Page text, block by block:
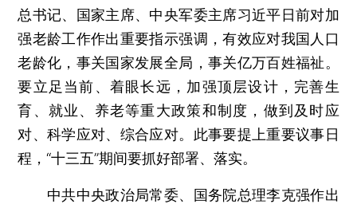
总书记、国家主席、中央军委主席习近平日前对加
强老龄工作作出重要指示强调，有效应对我国人口
老龄化，事关国家发展全局，事关亿万百姓福祉。
要立足当前、着眼长远，加强顶层设计，完善生
育、就业、养老等重大政策和制度，做到及时应
对、科学应对、综合应对。此事要提上重要议事日
程，“十三五”期间要抓好部署、落实。
中共中央政治局常委、国务院总理李克强作出